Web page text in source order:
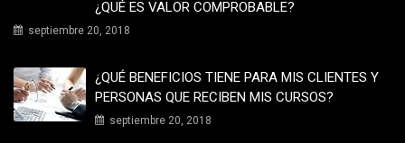
¿QUÉ ES VALOR COMPROBABLE?
septiembre 20, 2018
¿QUÉ BENEFICIOS TIENE PARA MIS CLIENTES Y
PERSONAS QUE RECIBEN MIS CURSOS?
septiembre 20, 2018